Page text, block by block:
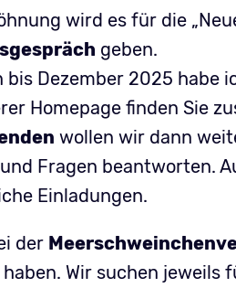
wird es für die
geben.
Dezember 2025 habe
Homepage finden Sie
wollen wir dann
Fragen beantworten.
Einladungen.
der
Wir suchen jeweils